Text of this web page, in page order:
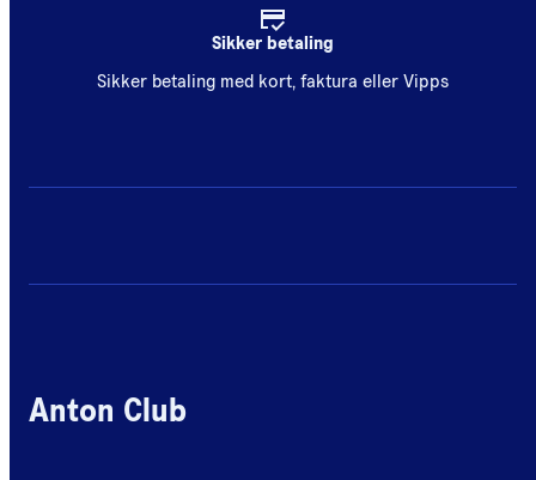
Sikker betaling
Sikker betaling med kort, faktura eller Vipps
Anton Club